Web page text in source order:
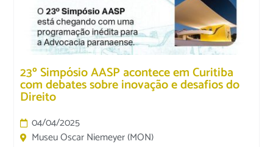
23º Simpósio AASP acontece em Curitiba
com debates sobre inovação e desafios do
Direito
04/04/2025
Museu Oscar Niemeyer (MON)